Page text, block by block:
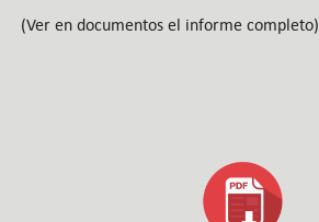
(Ver en documentos el informe completo)